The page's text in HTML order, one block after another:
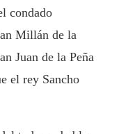
condado
Millán de la
Juan de la Peña
el rey Sancho